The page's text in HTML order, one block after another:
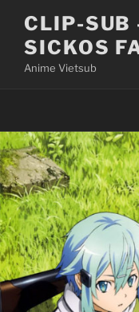
content
CLIP-SUB
SICKOS
Anime Vietsub